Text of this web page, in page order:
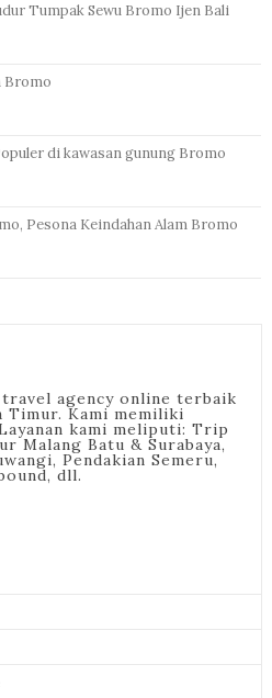
Tumpak Sewu Bromo Ijen Bali
Bromo
di kawasan gunung Bromo
Pesona Keindahan Alam Bromo
agency online terbaik
Timur. Kami memiliki
kami meliputi: Trip
Malang Batu & Surabaya,
Pendakian Semeru,
dll.